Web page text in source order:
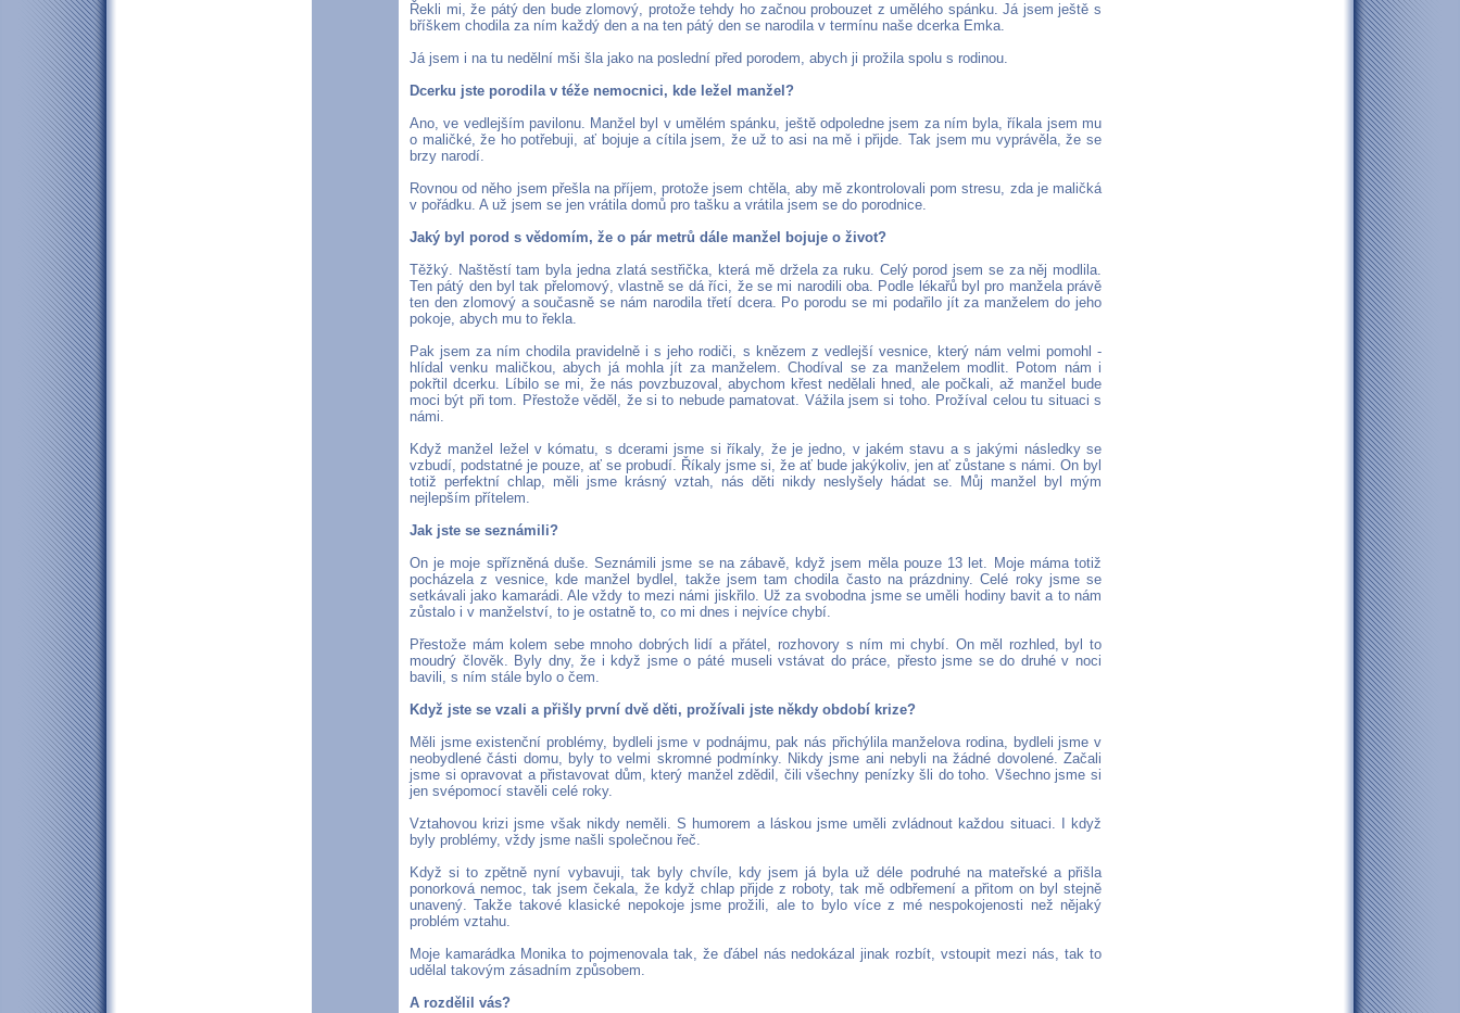
Řekli mi, že pátý den bude zlomový, protože tehdy ho začnou probouzet z umělého spánku. Já jsem ještě s
bříškem chodila za ním každý den a na ten pátý den se narodila v termínu naše dcerka Emka.
Já jsem i na tu nedělní mši šla jako na poslední před porodem, abych ji prožila spolu s rodinou.
Dcerku jste porodila v téže nemocnici, kde ležel manžel?
Ano, ve vedlejším pavilonu. Manžel byl v umělém spánku, ještě odpoledne jsem za ním byla, říkala jsem mu
o maličké, že ho potřebuji, ať bojuje a cítila jsem, že už to asi na mě i přijde. Tak jsem mu vyprávěla, že se
brzy narodí.
Rovnou od něho jsem přešla na příjem, protože jsem chtěla, aby mě zkontrolovali pom stresu, zda je maličká
v pořádku. A už jsem se jen vrátila domů pro tašku a vrátila jsem se do porodnice.
Jaký byl porod s vědomím, že o pár metrů dále manžel bojuje o život?
Těžký. Naštěstí tam byla jedna zlatá sestřička, která mě držela za ruku. Celý porod jsem se za něj modlila.
Ten pátý den byl tak přelomový, vlastně se dá říci, že se mi narodili oba. Podle lékařů byl pro manžela právě
ten den zlomový a současně se nám narodila třetí dcera. Po porodu se mi podařilo jít za manželem do jeho
pokoje, abych mu to řekla.
Pak jsem za ním chodila pravidelně i s jeho rodiči, s knězem z vedlejší vesnice, který nám velmi pomohl -
hlídal venku maličkou, abych já mohla jít za manželem. Chodíval se za manželem modlit. Potom nám i
pokřtil dcerku. Líbilo se mi, že nás povzbuzoval, abychom křest nedělali hned, ale počkali, až manžel bude
moci být při tom. Přestože věděl, že si to nebude pamatovat. Vážila jsem si toho. Prožíval celou tu situaci s
námi.
Když manžel ležel v kómatu, s dcerami jsme si říkaly, že je jedno, v jakém stavu a s jakými následky se
vzbudí, podstatné je pouze, ať se probudí. Říkaly jsme si, že ať bude jakýkoliv, jen ať zůstane s námi. On byl
totiž perfektní chlap, měli jsme krásný vztah, nás děti nikdy neslyšely hádat se. Můj manžel byl mým
nejlepším přítelem.
Jak jste se seznámili?
On je moje spřízněná duše. Seznámili jsme se na zábavě, když jsem měla pouze 13 let. Moje máma totiž
pocházela z vesnice, kde manžel bydlel, takže jsem tam chodila často na prázdniny. Celé roky jsme se
setkávali jako kamarádi. Ale vždy to mezi námi jiskřilo. Už za svobodna jsme se uměli hodiny bavit a to nám
zůstalo i v manželství, to je ostatně to, co mi dnes i nejvíce chybí.
Přestože mám kolem sebe mnoho dobrých lidí a přátel, rozhovory s ním mi chybí. On měl rozhled, byl to
moudrý člověk. Byly dny, že i když jsme o páté museli vstávat do práce, přesto jsme se do druhé v noci
bavili, s ním stále bylo o čem.
Když jste se vzali a přišly první dvě děti, prožívali jste někdy období krize?
Měli jsme existenční problémy, bydleli jsme v podnájmu, pak nás přichýlila manželova rodina, bydleli jsme v
neobydlené části domu, byly to velmi skromné podmínky. Nikdy jsme ani nebyli na žádné dovolené. Začali
jsme si opravovat a přistavovat dům, který manžel zdědil, čili všechny penízky šli do toho. Všechno jsme si
jen svépomocí stavěli celé roky.
Vztahovou krizi jsme však nikdy neměli. S humorem a láskou jsme uměli zvládnout každou situaci. I když
byly problémy, vždy jsme našli společnou řeč.
Když si to zpětně nyní vybavuji, tak byly chvíle, kdy jsem já byla už déle podruhé na mateřské a přišla
ponorková nemoc, tak jsem čekala, že když chlap přijde z roboty, tak mě odbřemení a přitom on byl stejně
unavený. Takže takové klasické nepokoje jsme prožili, ale to bylo více z mé nespokojenosti než nějaký
problém vztahu.
Moje kamarádka Monika to pojmenovala tak, že ďábel nás nedokázal jinak rozbít, vstoupit mezi nás, tak to
udělal takovým zásadním způsobem.
A rozdělil vás?